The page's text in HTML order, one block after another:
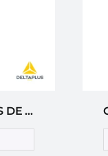
GUANTES QUÍMICOS DE NITRILO Y PVC DELTA PLUS